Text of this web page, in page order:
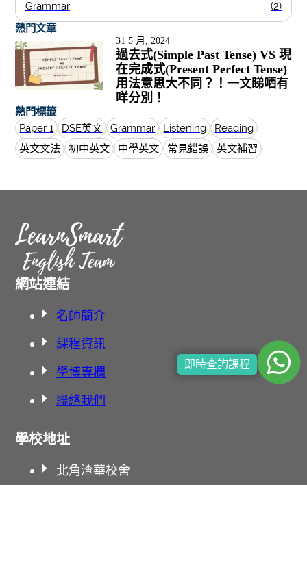
Grammar
(2)
熱門文章
31 5 月, 2024
過去式(Simple Past Tense) VS 現
在完成式(Present Perfect Tense)
用法意思大不同？！一文睇哂有
咩分別！
熱門標籤
Paper 1
DSE英文 Grammar Listening
Reading
英文文法
初中英文 中學英文 常見錯誤 英文補習
即時查詢課程
網站連結
名師簡介
課程資訊
學博專欄
聯絡我們
學校地址
北角渣華校舍